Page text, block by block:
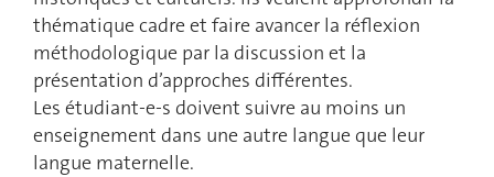
thématique cadre et faire avancer la réflexion
méthodologique par la discussion et la
présentation d’approches différentes.
Les étudiant-e-s doivent suivre au moins un
enseignement dans une autre langue que leur
langue maternelle.